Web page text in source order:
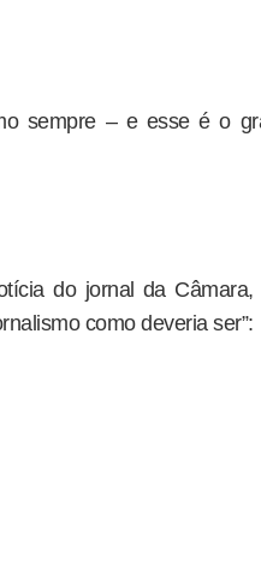
sempre – e esse é o
do jornal da
como deveria ser”: